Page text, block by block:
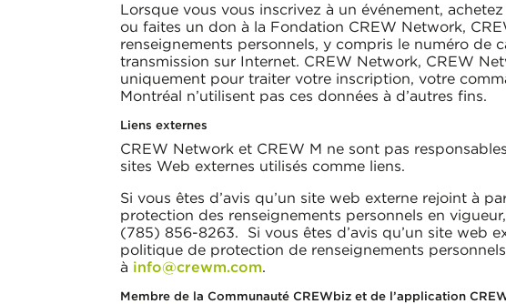
Lorsque vous vous inscrivez à un événement,
ou faites un don à la Fondation CREW Network,
renseignements personnels, y compris le numéro de
transmission sur Internet. CREW Network, CREW
uniquement pour traiter votre inscription, votre
Montréal n’utilisent pas ces données à d’autres fins.
Liens externes
CREW Network et CREW M ne sont pas
sites Web externes utilisés comme liens.
Si vous êtes d’avis qu’un site web externe rejoint à
protection des renseignements personnels en
(785) 856-8263. Si vous êtes d’avis qu’un site web
politique de protection de renseignements
à info@crewm.com.
Membre de la Communauté CREWbiz et de l’application